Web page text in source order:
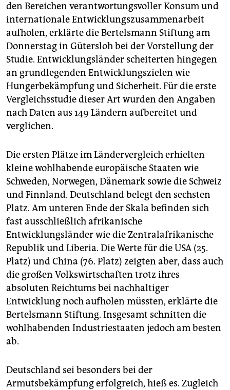
epaper login
den Bereichen verantwortungsvoller Konsum und
internationale Entwicklungszusammenarbeit
aufholen, erklärte die Bertelsmann Stiftung am
Donnerstag in Gütersloh bei der Vorstellung der
Studie. Entwicklungsländer scheiterten hingegen
an grundlegenden Entwicklungszielen wie
Hungerbekämpfung und Sicherheit. Für die erste
Vergleichsstudie dieser Art wurden den Angaben
nach Daten aus 149 Ländern aufbereitet und
verglichen.
Die ersten Plätze im Ländervergleich erhielten
kleine wohlhabende europäische Staaten wie
Schweden, Norwegen, Dänemark sowie die Schweiz
und Finnland. Deutschland belegt den sechsten
Platz. Am unteren Ende der Skala befinden sich
fast ausschließlich afrikanische
Entwicklungsländer wie die Zentralafrikanische
Republik und Liberia. Die Werte für die USA (25.
Platz) und China (76. Platz) zeigten aber, dass auch
die großen Volkswirtschaften trotz ihres
absoluten Reichtums bei nachhaltiger
Entwicklung noch aufholen müssten, erklärte die
Bertelsmann Stiftung. Insgesamt schnitten die
wohlhabenden Industriestaaten jedoch am besten
ab.
Deutschland sei besonders bei der
Armutsbekämpfung erfolgreich, hieß es. Zugleich